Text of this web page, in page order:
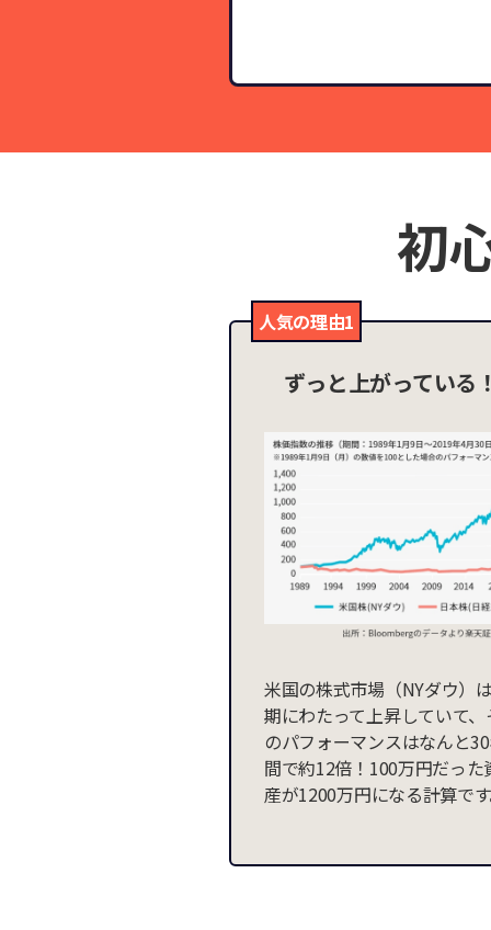
初
人気の理由1
ずっと上がっている
米国の株式市場（NYダウ）
期にわたって上昇していて、
のパフォーマンスはなんと
間で約12倍！100万円だった
産が1200万円になる計算で